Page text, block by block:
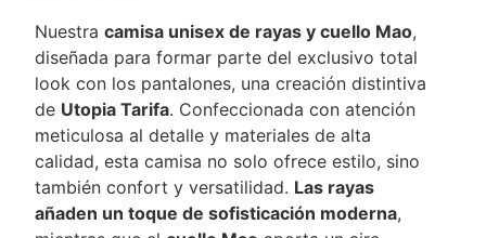
Nuestracamisa unisex de rayas y cuello Mao,
diseñada para formar parte del exclusivo total
look con los pantalones, una creación distintiva
de Utopia Tarifa. Confeccionada con atención
meticulosa al detalle y materiales de alta
calidad, esta camisa no solo ofrece estilo, sino
también confort y versatilidad. Las rayas
añaden un toque de sofisticación moderna,